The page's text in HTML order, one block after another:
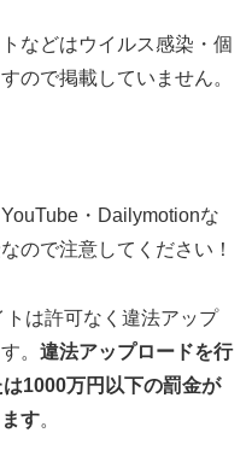
などはウイルス感染・個
ので掲載していません。
・Dailymotionな
ので注意してください！
は許可なく違法アップ
。 違法アップロードを行
1000万円以下の罰金が
す。